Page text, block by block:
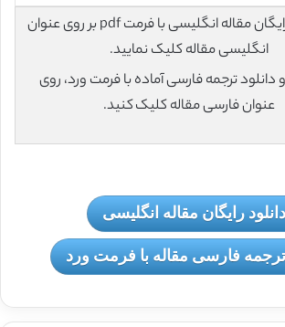
برای دانلود رایگان مقاله انگلیسی با فرمت pdf بر روی عنوان
انگلیسی مقاله کلیک نمایید.
دانلود ترجمه فارسی آماده با فرمت ورد، روی
عنوان فارسی مقاله کلیک کنید.
دانلود رایگان مقاله انگلیسی
فارسی مقاله با فرمت ورد